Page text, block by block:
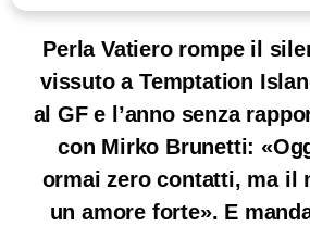
Perla Vatiero rompe il
vissuto a Temptation
al GF e l’anno senza
con Mirko Brunetti:
ormai zero contatti, ma il
un amore forte». E